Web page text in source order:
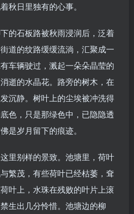
秋日里独有的心事。
的石板路被秋雨浸润后，泛着
道的纹路缓缓流淌，汇聚成一
车辆驶过，溅起一朵朵晶莹的
逝的水晶花。路旁的树木，在
沉静。树叶上的尘埃被冲洗得
色，只是那绿色中，已隐隐透
是岁月留下的痕迹。
里别样的景致。池塘里，荷叶
繁茂，有些荷叶已经枯萎，耷
叶上，水珠在残败的叶片上滚
生出几分怜惜。池塘边的柳